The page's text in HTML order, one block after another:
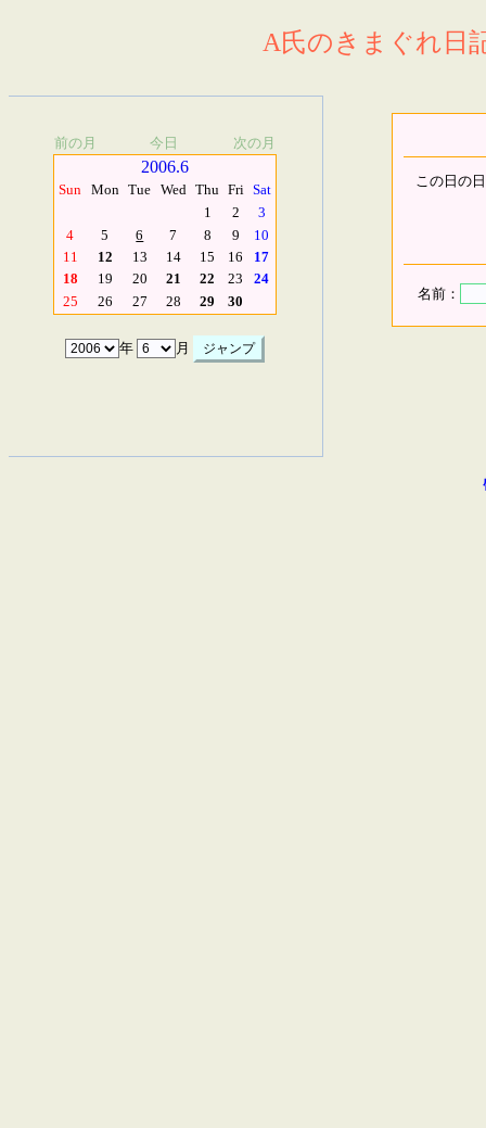
A氏のきまぐれ日
前の月 今日 次の月
2006.6
Sun Mon Tue Wed Thu Fri Sat
1
2
3
4
5 6 7 8 9
10
11
12 13 14 15 16
17
18
19 20 21 22 23
24
25
26 27 28 29 30
年 月
この日の
名前：